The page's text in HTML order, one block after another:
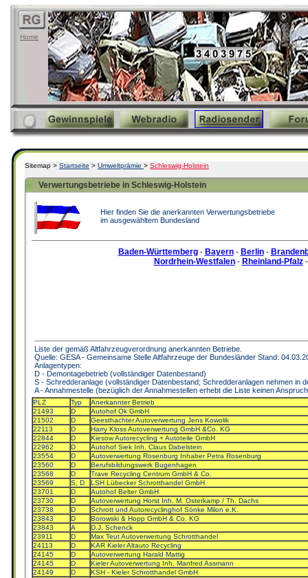
Home
Sitemap > Startseite > Umweltprämie > Schleswig-Holstein
Verwertungsbetriebe in Schleswig-Holstein
Hier finden Sie die anerkannten Verwertungsbetriebe
im ausgewähltem Bundesland
Baden-Württemberg- Bayern- Berlin-
Nordrhein-Westfalen- Rheinland-Pfalz
Liste der gemäß Altfahrzeugverordnung anerkannten Betriebe.
Quelle: GESA - Gemeinsame Stelle Altfahrzeuge der Bundesländer Stand:
Anlagentypen:
D - Demontagebetrieb (vollständiger Datenbestand)
S - Schredderanlage (vollständiger Datenbestand; Schredderanlagen nehmen in
A - Annahmestelle (bezüglich der Annahmestellen erhebt die Liste keinen
PLZ Typ
Anerkannter Betrieb
21493
D
Autohof Ok GmbH
21502
D
Geesthachter Autoverwertung Jens Kowolik
22113
D
Harry Kloss Autoverwertung GmbH &Co. KG
22844
D
Kiesow Autorecycling + Autoteile GmbH
22962
D
Autohof Siek Inh. Claus Dabelstein
23554
D
Autoverwertung Rosenburg Inhaber Petra Rosenburg
23560
D
Berufsbildungswerk Bugenhagen
23568
D
Trave Recycling Centrum GmbH & Co.
23569
S, D
LSH Lübecker Schrotthandel GmbH
23701
D
Autohof Belter GmbH
23730
D
Autoverwertung Horst Inh. M. Osterkamp / Th. Dachs
23738
D
Schrott und Autorecyclinghof Sönke Milon e.K.
23843
D
Borowski & Hopp GmbH & Co. KG
23843
A
D.J. Schenck
23911
D
Max Teut Autoverwertung Schrotthandel
24113
D
KAR Kieler Altauto Recycling
24145
D
Autoverwertung Harald Mattig
24145
D
Kieler Autoverwertung Inh. Manfred Assmann
24149
D
KSH - Kieler Schrotthandel GmbH